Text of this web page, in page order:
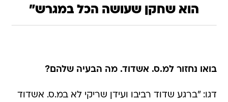
הוא שחקן שעושה הכל במגרש"
בואו נחזור למ.ס. אשדוד. מה הבעיה שלהם?
דגו: "ברגע שדוד רביבו ועידן שריקי לא במ.ס. אשדוד